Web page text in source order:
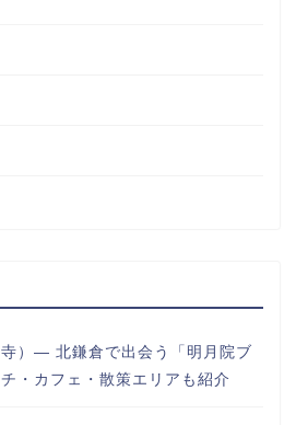
）― 北鎌倉で出会う「明月院ブ
・カフェ・散策エリアも紹介